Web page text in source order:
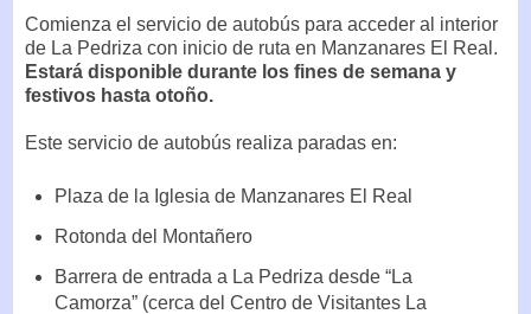
Comienza el servicio de autobús para acceder al interior
de La Pedriza con inicio de ruta en Manzanares El Real.
Estará disponible durante los fines de semana y
festivos hasta otoño.
Este servicio de autobús realiza paradas en:
Plaza de la Iglesia de Manzanares El Real
Rotonda del Montañero
Barrera de entrada a La Pedriza desde “La
Camorza” (cerca del Centro de Visitantes La